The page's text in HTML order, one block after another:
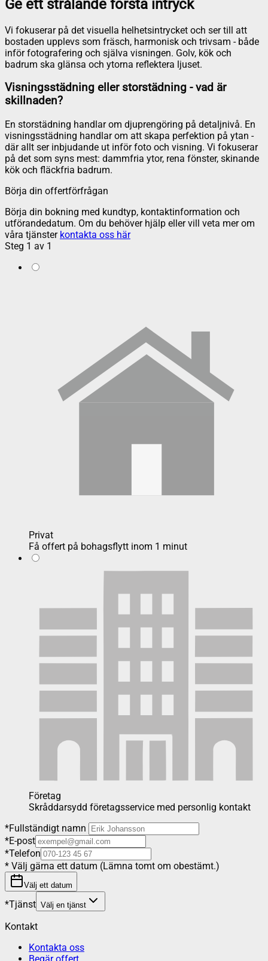
Ge ett strålande första intryck
Vi fokuserar på det visuella helhetsintrycket och ser till att
bostaden upplevs som fräsch, harmonisk och trivsam - både
inför fotografering och själva visningen. Golv, kök och
badrum ska glänsa och ytorna reflektera ljuset.
Visningsstädning eller storstädning - vad är
skillnaden?
En storstädning handlar om djuprengöring på detaljnivå. En
visningsstädning handlar om att skapa perfektion på ytan -
där allt ser inbjudande ut inför foto och visning. Vi fokuserar
på det som syns mest: dammfria ytor, rena fönster, skinande
kök och fläckfria badrum.
Börja din offertförfrågan
Börja din bokning med kundtyp, kontaktinformation och
utförandedatum. Om du behöver hjälp eller vill veta mer om
våra tjänster kontakta oss här
Steg 1 av 1
Privat
Få offert på bohagsflytt inom 1 minut
Företag
Skråddarsydd företagsservice med personlig kontakt
*Fullständigt namn
*E-post
*Telefon
* Välj gärna ett datum (Lämna tomt om obestämt.)
Välj ett datum
*Tjänst Välj en tjänst
Kontakt
Kontakta oss